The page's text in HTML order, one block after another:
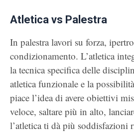
Atletica vs Palestra
In palestra lavori su forza,
condizionamento. L’atletica
la tecnica specifica delle
atletica funzionale e la
piace l’idea di avere obiettivi
veloce, saltare più in alto,
l’atletica ti dà più soddisfazioni